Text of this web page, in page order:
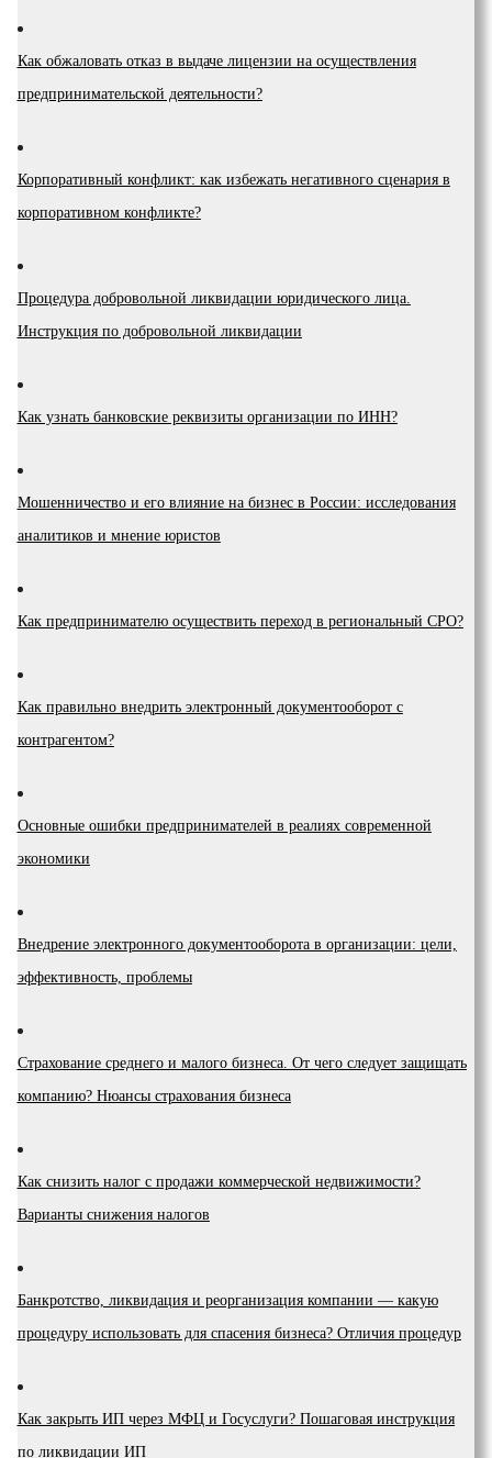
Как обжаловать отказ в выдаче лицензии на осуществления
предпринимательской деятельности?
Корпоративный конфликт: как избежать негативного сценария в
корпоративном конфликте?
Процедура добровольной ликвидации юридического лица.
Инструкция по добровольной ликвидации
Как узнать банковские реквизиты организации по ИНН?
Мошенничество и его влияние на бизнес в России: исследования
аналитиков и мнение юристов
Как предпринимателю осуществить переход в региональный СРО?
Как правильно внедрить электронный документооборот с
контрагентом?
Основные ошибки предпринимателей в реалиях современной
экономики
Внедрение электронного документооборота в организации: цели,
эффективность, проблемы
Страхование среднего и малого бизнеса. От чего следует защищать
компанию? Нюансы страхования бизнеса
Как снизить налог с продажи коммерческой недвижимости?
Варианты снижения налогов
Банкротство, ликвидация и реорганизация компании — какую
процедуру использовать для спасения бизнеса? Отличия процедур
Как закрыть ИП через МФЦ и Госуслуги? Пошаговая инструкция
по ликвидации ИП